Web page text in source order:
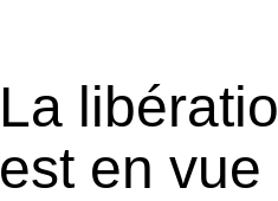
La
est en vue